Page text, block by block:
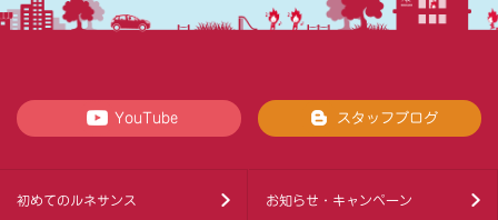
YouTube スタッフブログ
初めてのルネサンス お知らせ・キャンペーン